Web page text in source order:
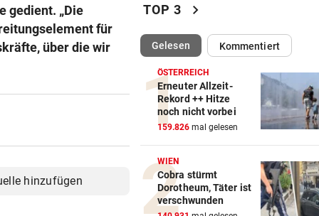
gedient. „Die
für
über die wir
hinzufügen
Schutz vor Drohnen?
hat keinen Plan
LÄNDLE-KICKER SIEGEN
3:1 nach 0:1! Altach dreht
gegen WSG Tirol
Theater stellt
300.000 Euro auf
TOP 3 chevron_right
Gelesen(ausgewählt)Kommentiert
ÖSTERREICH
Erneuter Allzeit-
Rekord ++ Hitze
noch nicht vorbei
159.826 mal gelesen
WIEN
Cobra stürmt
Dorotheum, Täter ist
verschwunden